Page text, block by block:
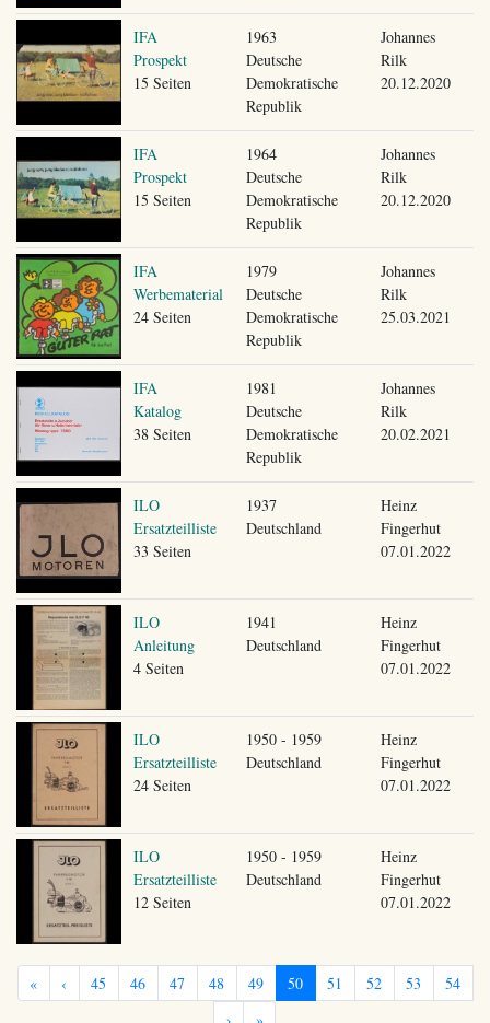
IFA
Prospekt
15 Seiten
1963
Deutsche
Demokratische
Republik
Johannes
Rilk
20.12.2020
IFA
Prospekt
15 Seiten
1964
Deutsche
Demokratische
Republik
Johannes
Rilk
20.12.2020
IFA
Werbematerial
24 Seiten
1979
Deutsche
Demokratische
Republik
Johannes
Rilk
25.03.2021
IFA
Katalog
38 Seiten
1981
Deutsche
Demokratische
Republik
Johannes
Rilk
20.02.2021
ILO
Ersatzteilliste
33 Seiten
1937
Deutschland
Heinz
Fingerhut
07.01.2022
ILO
Anleitung
4 Seiten
1941
Deutschland
Heinz
Fingerhut
07.01.2022
ILO
Ersatzteilliste
24 Seiten
1950 - 1959
Deutschland
Heinz
Fingerhut
07.01.2022
ILO
Ersatzteilliste
12 Seiten
1950 - 1959
Deutschland
Heinz
Fingerhut
07.01.2022
« ‹ 45 46 47 48 49 50 51 52 53
54
›
»